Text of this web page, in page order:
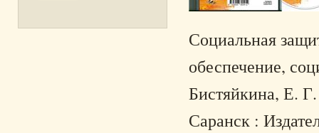
Социальная
обеспечение,
Бистяйкина, Е.
Саранск :